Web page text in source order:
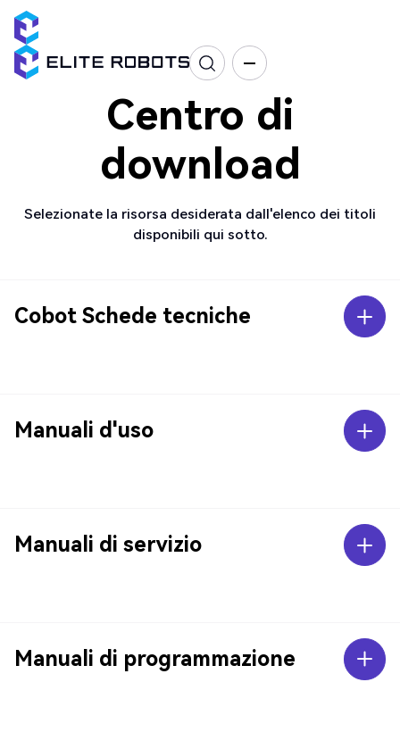
Centro di
download
Selezionate la risorsa desiderata dall'elenco dei titoli
disponibili qui sotto.
Cobot Schede tecniche
Manuali d'uso
Manuali di servizio
Manuali di programmazione